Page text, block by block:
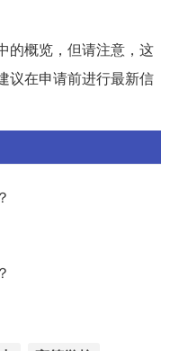
的概览，但请注意，这
议在申请前进行最新信